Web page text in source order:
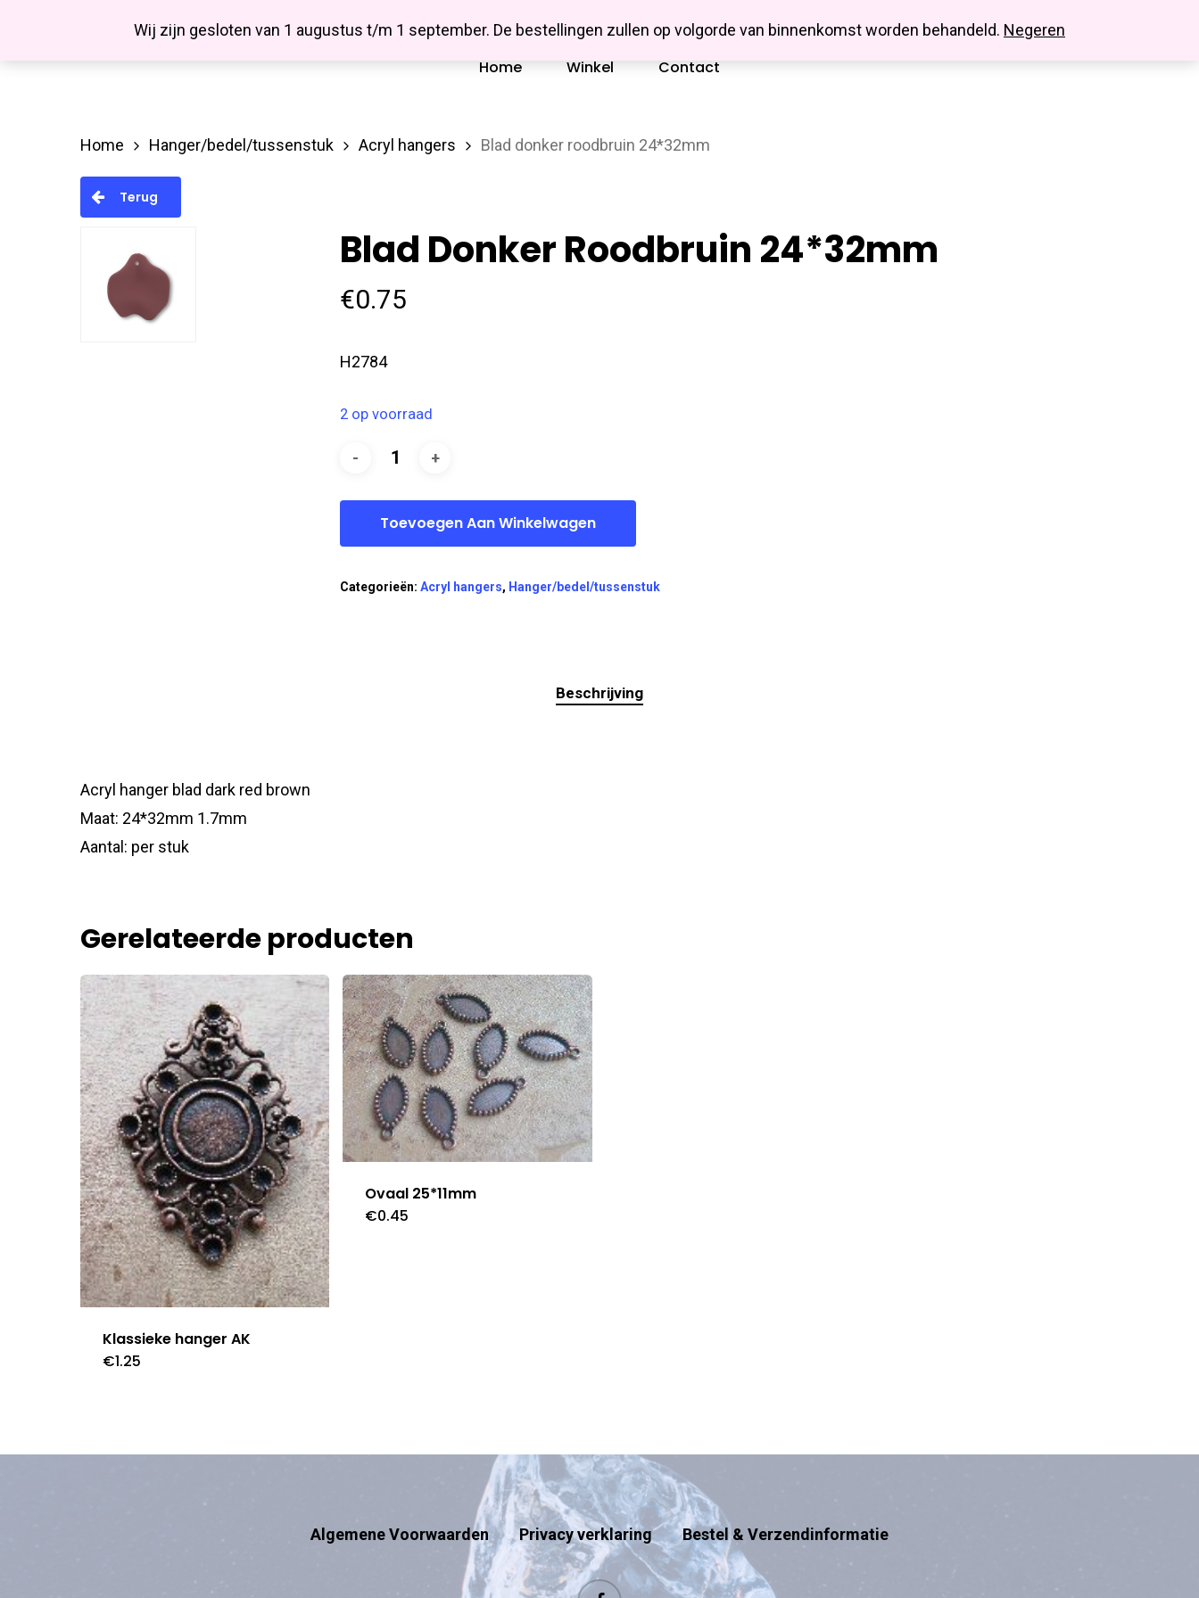
Wij zijn gesloten van 1 augustus t/m 1 september. De bestellingen zullen op volgorde van binnenkomst worden behandeld. Negeren
Hit enter to search or ESC to close
Missbluesieraden
Facebook
Home Winkel Contact
Home Hanger/bedel/tussenstuk Acryl hangers Blad donker roodbruin 24*32mm
Terug
Blad Donker Roodbruin 24*32mm
€0.75
H2784
2 op voorraad
Toevoegen Aan Winkelwagen
Categorieën: Acryl hangers, Hanger/bedel/tussenstuk
Beschrijving
Acryl hanger blad dark red brown
Maat: 24*32mm 1.7mm
Aantal: per stuk
Gerelateerde producten
Klassieke hanger AK
€1.25
Ovaal 25*11mm
€0.45
Algemene Voorwaarden Privacy verklaring Bestel & Verzendinformatie
facebook